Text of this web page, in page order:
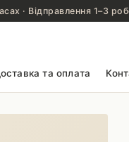
· Відправлення 1–3
та оплата